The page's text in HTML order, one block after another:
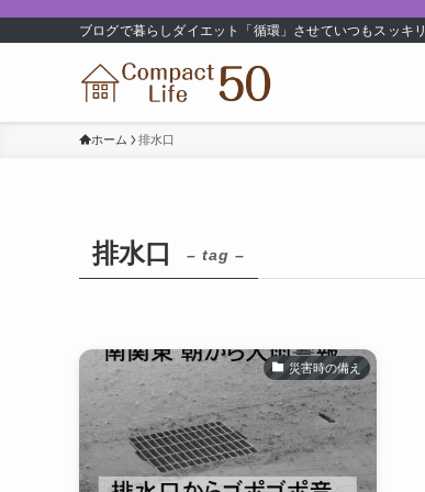
ブログで暮らしダイエット「循環」させていつもスッキリ
ホーム 排水口
排水口 – tag –
災害時の備え